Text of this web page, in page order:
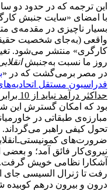
این ترجمه که در حدود دو
با امضای «سایت جنبش
بسیار ناچیزی در مقدمه‌ی
واقعی (به‌جای شخصیت
کارگری» منتشر می‌شود.
روز ما نسبت به‌جنبش
در مصر برمی‌گشت که در «
فدراسیون مستقل
حداکثر درآمد نباید از 10 برابر حداقل درآمد بیش‌تر باشد.
بود که امکان گسترش این
مبارزه‌ی طبقاتی در
تحول کیفی راهبر
ضرورت‌های
نیروی‌کار فائق آمد؛ و
آشکارا نظامی خویش
رفت تا ژنرال السیسی جای
درون و بیرون درهم کوبیده